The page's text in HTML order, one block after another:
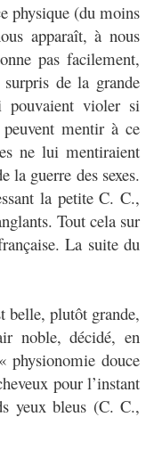
physique (du moins
apparaît, à nous
pas facilement,
de la grande
pouvaient violer si
mentir à ce
ne lui mentiraient
la guerre des sexes.
la petite C. C.,
Tout cela sur
La suite du
plutôt grande,
noble, décidé, en
physionomie douce
pour l’instant
yeux bleus (C. C.,